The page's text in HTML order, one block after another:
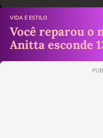
VIDA E ESTILO
Você reparou o
Anitta esconde